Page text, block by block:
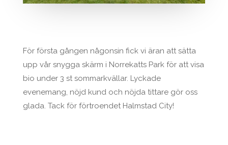
För första gången någonsin fick vi äran att sätta
upp vår snygga skärm i Norrekatts Park för att visa
bio under 3 st sommarkvällar. Lyckade
evenemang, nöjd kund och nöjda tittare gör oss
glada. Tack för förtroendet Halmstad City!